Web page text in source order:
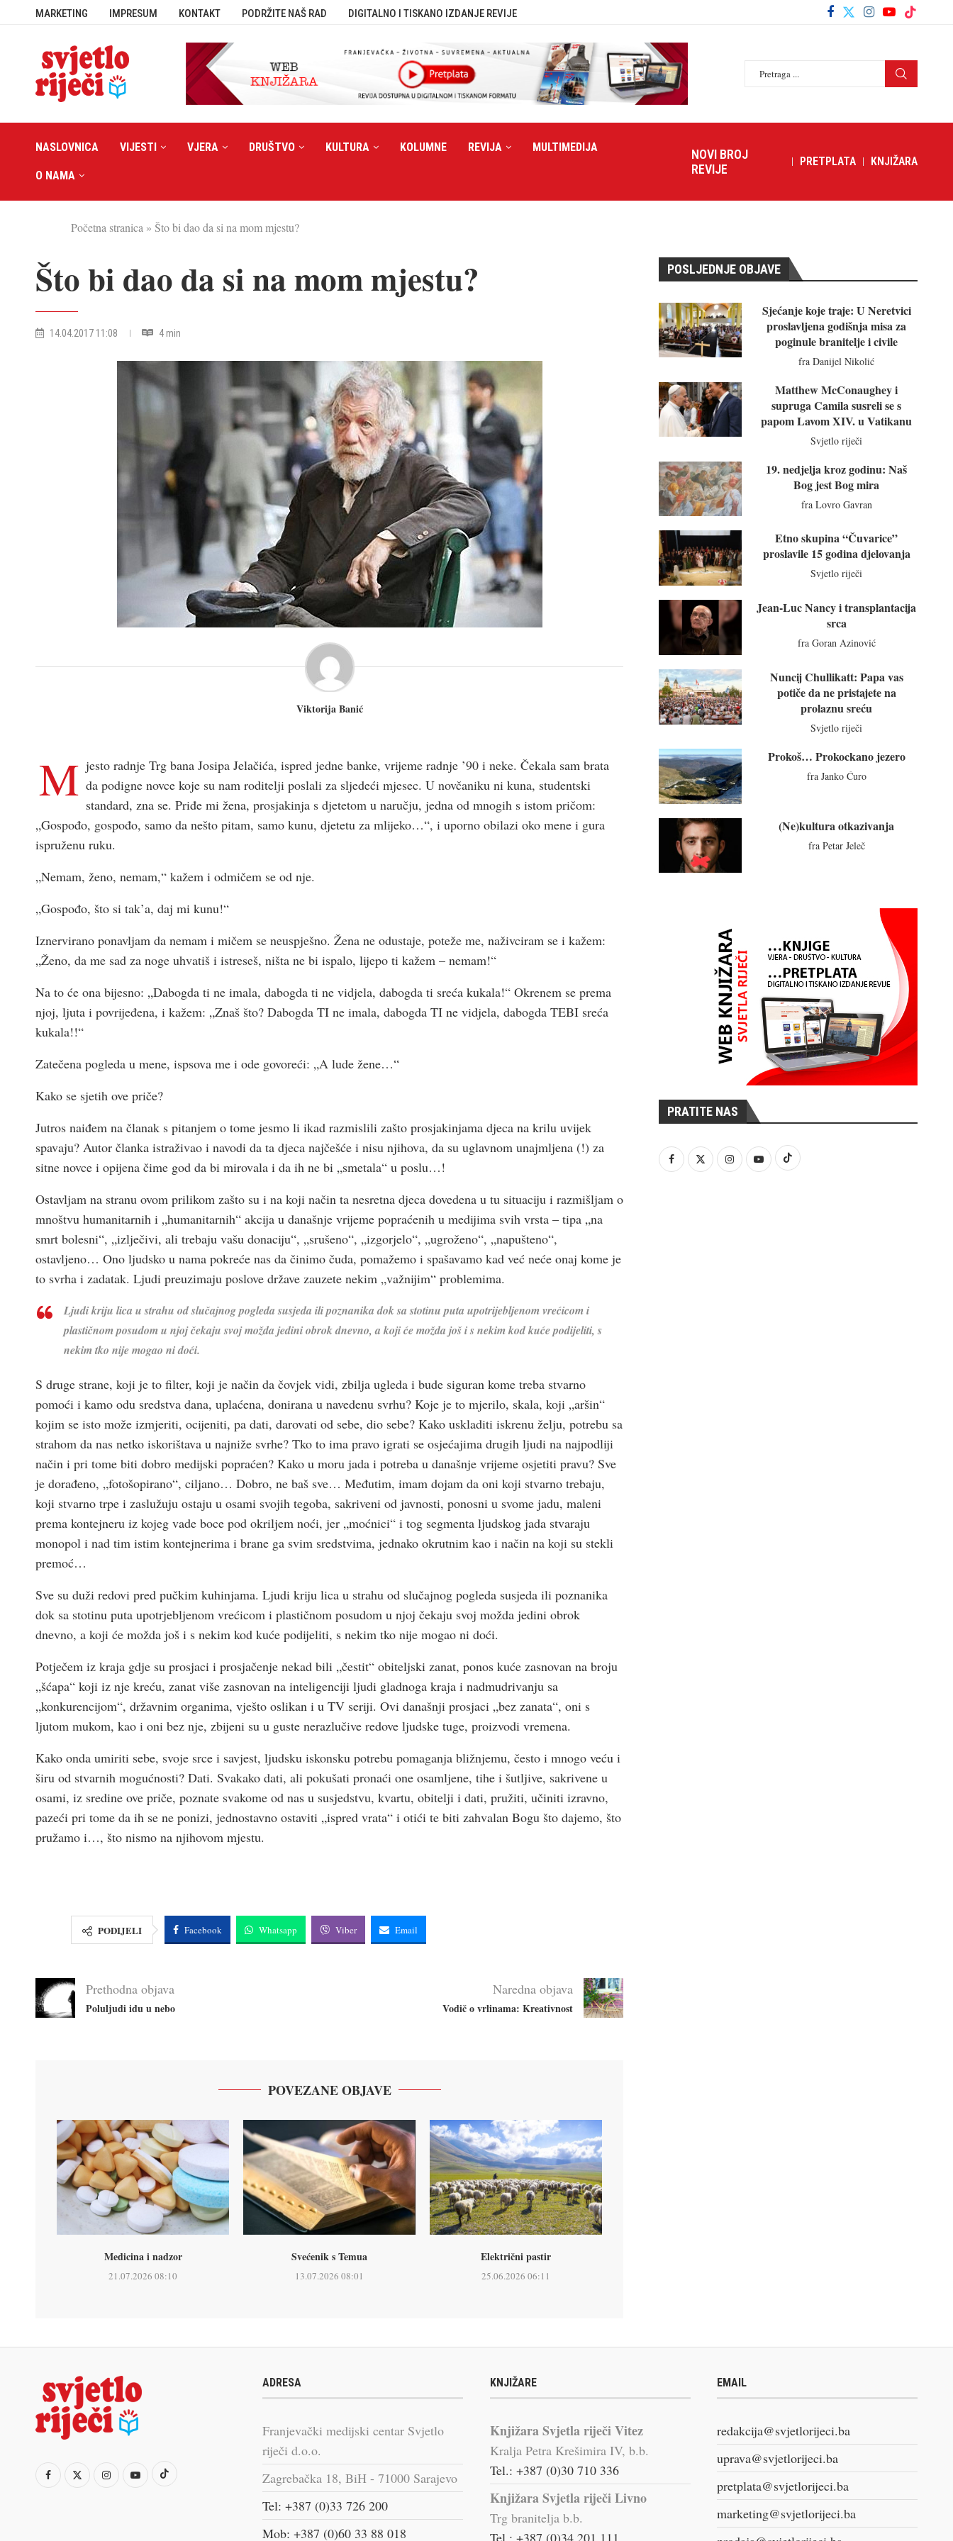
MARKETING IMPRESUM KONTAKT PODRŽITE NAŠ RAD DIGITALNO I TISKANO IZDANJE REVIJE
NASLOVNICA VIJESTI VJERA DRUŠTVO KULTURA KOLUMNE REVIJA MULTIMEDIJA
O NAMA
NOVI BROJ
REVIJE
PRETPLATA KNJIŽARA
Početna stranica » Što bi dao da si na mom mjestu?
Što bi dao da si na mom mjestu?
14.04.2017 11:08 4 min
Viktorija Banić
M jesto radnje Trg bana Josipa Jelačića, ispred jedne banke, vrijeme radnje ’90 i neke. Čekala sam brata
da podigne novce koje su nam roditelji poslali za sljedeći mjesec. U novčaniku ni kuna, studentski
standard, zna se. Priđe mi žena, prosjakinja s djetetom u naručju, jedna od mnogih s istom pričom:
„Gospođo, gospođo, samo da nešto pitam, samo kunu, djetetu za mlijeko…“, i uporno obilazi oko mene i gura
ispruženu ruku.
„Nemam, ženo, nemam,“ kažem i odmičem se od nje.
„Gospođo, što si tak’a, daj mi kunu!“
Iznervirano ponavljam da nemam i mičem se neuspješno. Žena ne odustaje, poteže me, naživciram se i kažem:
„Ženo, da me sad za noge uhvatiš i istreseš, ništa ne bi ispalo, lijepo ti kažem – nemam!“
Na to će ona bijesno: „Dabogda ti ne imala, dabogda ti ne vidjela, dabogda ti sreća kukala!“ Okrenem se prema
njoj, ljuta i povrijeđena, i kažem: „Znaš što? Dabogda TI ne imala, dabogda TI ne vidjela, dabogda TEBI sreća
kukala!!“
Zatečena pogleda u mene, ispsova me i ode govoreći: „A lude žene…“
Kako se sjetih ove priče?
Jutros naiđem na članak s pitanjem o tome jesmo li ikad razmislili zašto prosjakinjama djeca na krilu uvijek
spavaju? Autor članka istraživao i navodi da ta djeca najčešće i nisu njihova, da su uglavnom unajmljena (!) za
sitne novce i opijena čime god da bi mirovala i da ih ne bi „smetala“ u poslu…!
Ostavljam na stranu ovom prilikom zašto su i na koji način ta nesretna djeca dovedena u tu situaciju i razmišljam o
mnoštvu humanitarnih i „humanitarnih“ akcija u današnje vrijeme popraćenih u medijima svih vrsta – tipa „na
smrt bolesni“, „izlječivi, ali trebaju vašu donaciju“, „srušeno“, „izgorjelo“, „ugroženo“, „napušteno“,
ostavljeno… Ono ljudsko u nama pokreće nas da činimo čuda, pomažemo i spašavamo kad već neće onaj kome je
to svrha i zadatak. Ljudi preuzimaju poslove države zauzete nekim „važnijim“ problemima.
Ljudi kriju lica u strahu od slučajnog pogleda susjeda ili poznanika dok sa stotinu puta upotrijebljenom vrećicom i
plastičnom posudom u njoj čekaju svoj možda jedini obrok dnevno, a koji će možda još i s nekim kod kuće podijeliti, s
nekim tko nije mogao ni doći.
S druge strane, koji je to filter, koji je način da čovjek vidi, zbilja ugleda i bude siguran kome treba stvarno
pomoći i kamo odu sredstva dana, uplaćena, donirana u navedenu svrhu? Koje je to mjerilo, skala, koji „aršin“
kojim se isto može izmjeriti, ocijeniti, pa dati, darovati od sebe, dio sebe? Kako uskladiti iskrenu želju, potrebu sa
strahom da nas netko iskorištava u najniže svrhe? Tko to ima pravo igrati se osjećajima drugih ljudi na najpodliji
način i pri tome biti dobro medijski popraćen? Kako u moru jada i potreba u današnje vrijeme osjetiti pravu? Sve
je dorađeno, „fotošopirano“, ciljano… Dobro, ne baš sve… Međutim, imam dojam da oni koji stvarno trebaju,
koji stvarno trpe i zaslužuju ostaju u osami svojih tegoba, sakriveni od javnosti, ponosni u svome jadu, maleni
prema kontejneru iz kojeg vade boce pod okriljem noći, jer „moćnici“ i tog segmenta ljudskog jada stvaraju
monopol i nad tim istim kontejnerima i brane ga svim sredstvima, jednako okrutnim kao i način na koji su stekli
premoć…
Sve su duži redovi pred pučkim kuhinjama. Ljudi kriju lica u strahu od slučajnog pogleda susjeda ili poznanika
dok sa stotinu puta upotrjebljenom vrećicom i plastičnom posudom u njoj čekaju svoj možda jedini obrok
dnevno, a koji će možda još i s nekim kod kuće podijeliti, s nekim tko nije mogao ni doći.
Potječem iz kraja gdje su prosjaci i prosjačenje nekad bili „čestit“ obiteljski zanat, ponos kuće zasnovan na broju
„šćapa“ koji iz nje kreću, zanat više zasnovan na inteligenciji ljudi gladnoga kraja i nadmudrivanju sa
„konkurencijom“, državnim organima, vješto oslikan i u TV seriji. Ovi današnji prosjaci „bez zanata“, oni s
ljutom mukom, kao i oni bez nje, zbijeni su u guste nerazlučive redove ljudske tuge, proizvodi vremena.
Kako onda umiriti sebe, svoje srce i savjest, ljudsku iskonsku potrebu pomaganja bližnjemu, često i mnogo veću i
širu od stvarnih mogućnosti? Dati. Svakako dati, ali pokušati pronaći one osamljene, tihe i šutljive, sakrivene u
osami, iz sredine ove priče, poznate svakome od nas u susjedstvu, kvartu, obitelji i dati, pružiti, učiniti izravno,
pazeći pri tome da ih se ne ponizi, jednostavno ostaviti „ispred vrata“ i otići te biti zahvalan Bogu što dajemo, što
pružamo i…, što nismo na njihovom mjestu.
PODIJELI Facebook Whatsapp Viber Email
Prethodna objava
Poluljudi idu u nebo
Naredna objava
Vodič o vrlinama: Kreativnost
POVEZANE OBJAVE
Medicina i nadzor
21.07.2026 08:10
Svećenik s Temua
13.07.2026 08:01
Električni pastir
25.06.2026 06:11
POSLJEDNJE OBJAVE
Sjećanje koje traje: U Neretvici
proslavljena godišnja misa za
poginule branitelje i civile
fra Danijel Nikolić
Matthew McConaughey i
supruga Camila susreli se s
papom Lavom XIV. u Vatikanu
Svjetlo riječi
19. nedjelja kroz godinu: Naš
Bog jest Bog mira
fra Lovro Gavran
Etno skupina “Čuvarice”
proslavile 15 godina djelovanja
Svjetlo riječi
Jean-Luc Nancy i transplantacija
srca
fra Goran Azinović
Nuncij Chullikatt: Papa vas
potiče da ne pristajete na
prolaznu sreću
Svjetlo riječi
Prokoš… Prokockano jezero
fra Janko Ćuro
(Ne)kultura otkazivanja
fra Petar Jeleč
PRATITE NAS
ADRESA
Franjevački medijski centar Svjetlo
riječi d.o.o.
Zagrebačka 18, BiH - 71000 Sarajevo
Tel: +387 (0)33 726 200
Mob: +387 (0)60 33 88 018
KNJIŽARE
Knjižara Svjetla riječi Vitez
Kralja Petra Krešimira IV, b.b.
Tel.: +387 (0)30 710 336
Knjižara Svjetla riječi Livno
Trg branitelja b.b.
Tel.: +387 (0)34 201 111
EMAIL
redakcija@svjetlorijeci.ba
uprava@svjetlorijeci.ba
pretplata@svjetlorijeci.ba
marketing@svjetlorijeci.ba